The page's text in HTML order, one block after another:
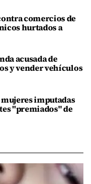
comercios de
hurtados a
acusada de
y vender vehículos
imputadas
"premiados" de